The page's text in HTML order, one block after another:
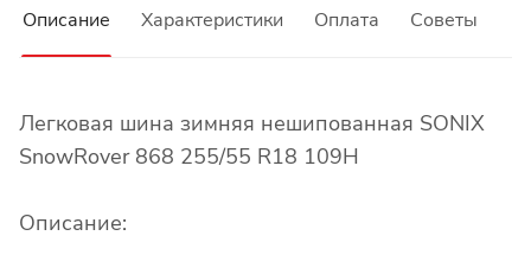
Описание Характеристики Оплата Советы
Легковая шина зимняя нешипованная SONIX
SnowRover 868 255/55 R18 109H
Описание: